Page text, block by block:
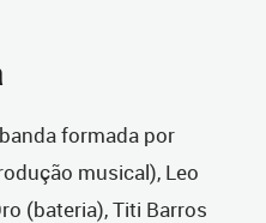
formada por
musical), Leo
(bateria), Titi Barros